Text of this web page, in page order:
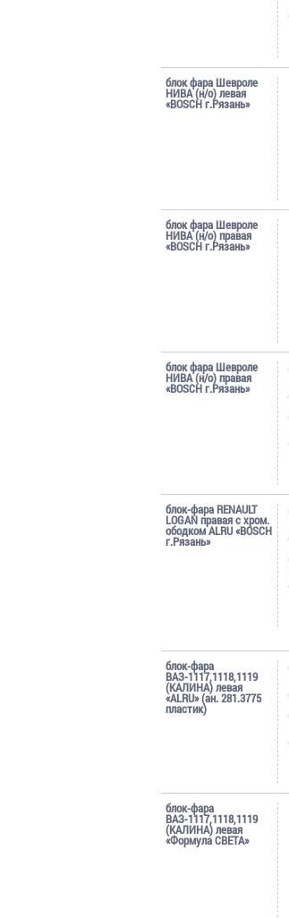
блок фара Шевроле
НИВА (н/о) левая
«BOSCH г.Рязань»
блок фара Шевроле
НИВА (н/о) правая
«BOSCH г.Рязань»
блок фара Шевроле
НИВА (н/о) правая
«BOSCH г.Рязань»
блок-фара RENAULT
LOGAN правая c хром.
ободком ALRU «BOSCH
г.Рязань»
блок-фара
ВАЗ-1117,1118,1119
(КАЛИНА) левая
«ALRU» (ан. 281.3775
пластик)
блок-фара
ВАЗ-1117,1118,1119
(КАЛИНА) левая
«Формула СВЕТА»